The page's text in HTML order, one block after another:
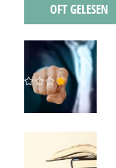
OFT GELESEN